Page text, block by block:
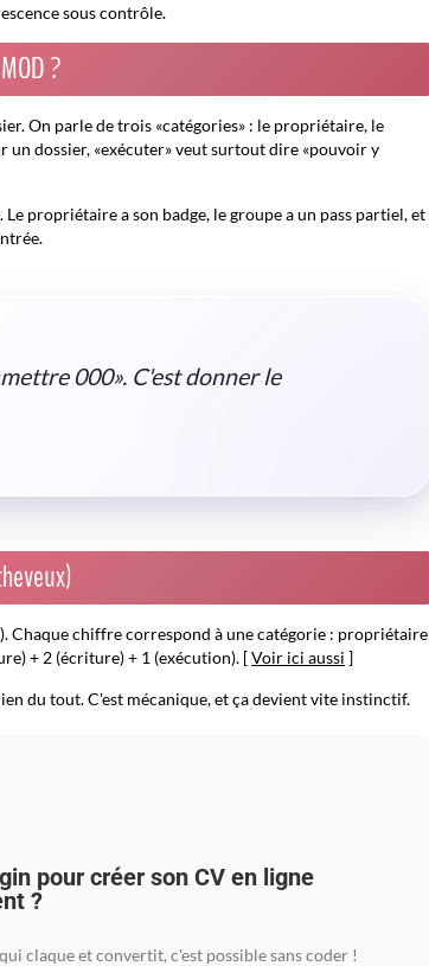
sous contrôle.
?
On parle de trois «catégories» : le propriétaire, le
un dossier, «exécuter» veut surtout dire «pouvoir y
propriétaire a son badge, le groupe a un pass partiel, et
000». C'est donner le
Chaque chiffre correspond à une catégorie : propriétaire
+ 2 (écriture) + 1 (exécution). [Voir ici aussi ]
du tout. C'est mécanique, et ça devient vite instinctif.
pour créer son CV en ligne
?
claque et convertit, c'est possible sans coder !